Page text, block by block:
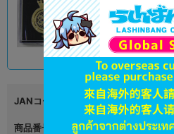
オンライン
在庫あり 590円 税込
JANコード
商品番号 L05890594